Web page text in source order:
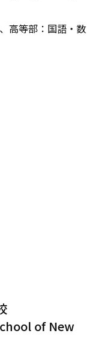
高等部：国語・数
of New